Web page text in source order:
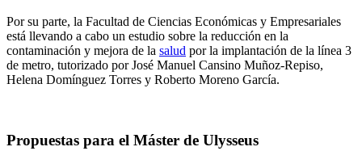
Por su parte, la Facultad de Ciencias Económicas y Empresariales
está llevando a cabo un estudio sobre la reducción en la
contaminación y mejora de la salud por la implantación de la línea 3
de metro, tutorizado por José Manuel Cansino Muñoz-Repiso,
Helena Domínguez Torres y Roberto Moreno García.
Propuestas para el Máster de Ulysseus